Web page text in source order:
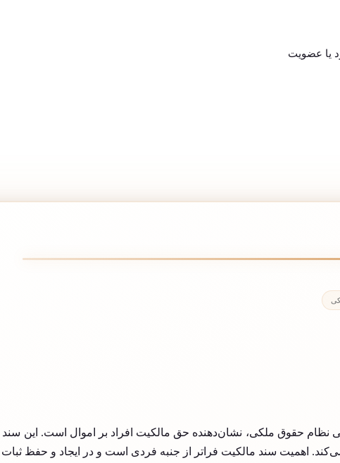
یا عضویت
نظام حقوق ملکی، نشان‌دهنده حق مالکیت افراد بر اموال است. این
اهمیت سند مالکیت فراتر از جنبه فردی است و در ایجاد و حفظ